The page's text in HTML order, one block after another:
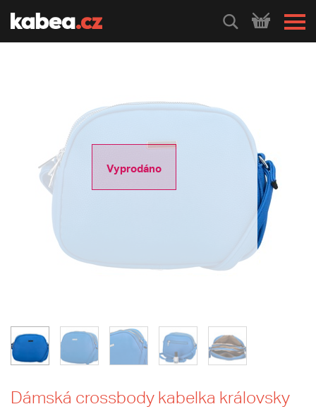
HLEDEJ
Vyprodáno
Dámská crossbody kabelka královsky